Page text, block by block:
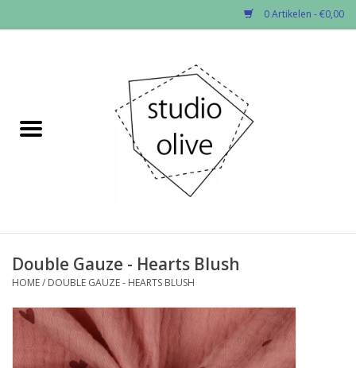
0 Artikelen - €0,00
✂︎Nieuw
Fournituren
Workshops
Double Gauze - Hearts Blush
HOME/ DOUBLE GAUZE - HEARTS BLUSH